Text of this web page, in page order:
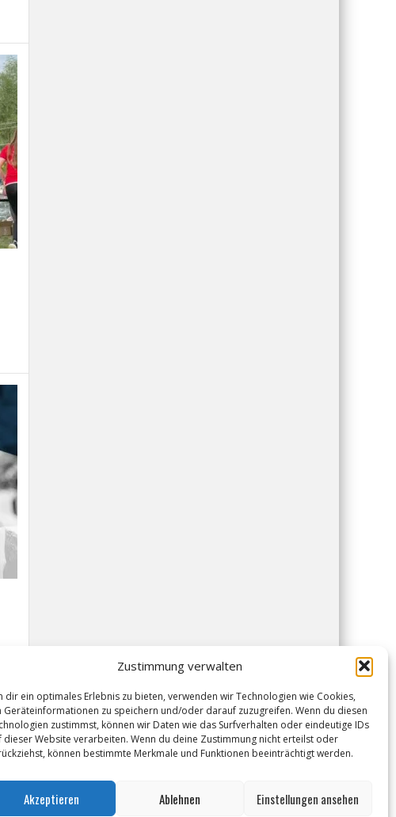
Zustimmung verwalten
dir ein optimales Erlebnis zu bieten, verwenden wir Technologien wie Cookies,
Geräteinformationen zu speichern und/oder darauf zuzugreifen. Wenn du diesen
zustimmst, können wir Daten wie das Surfverhalten oder eindeutige IDs
dieser Website verarbeiten. Wenn du deine Zustimmung nicht erteilst oder
können bestimmte Merkmale und Funktionen beeinträchtigt werden.
Akzeptieren Ablehnen Einstellungen ansehen